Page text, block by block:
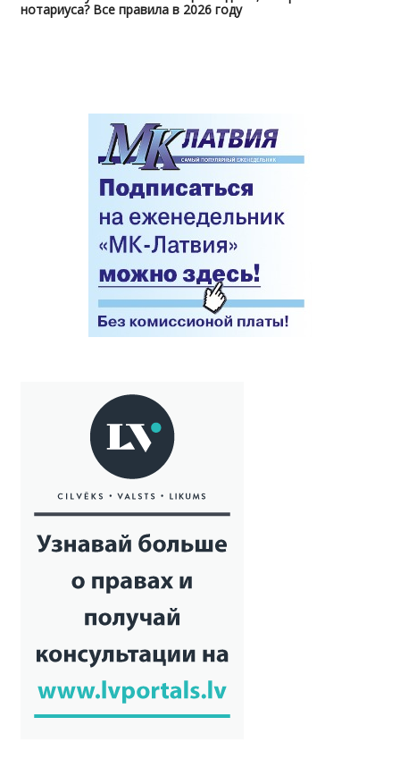
нотариуса? Все правила в 2026 году